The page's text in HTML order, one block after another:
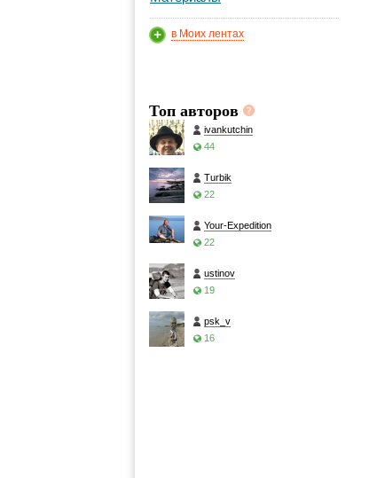
в Моих лентах
Топ авторов
ivankutchin
44
Turbik
22
Your-Expedition
22
ustinov
19
psk_v
16